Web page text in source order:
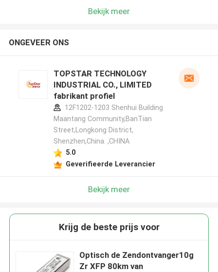
Bekijk meer
ONGEVEER ONS
TOPSTAR TECHNOLOGY
INDUSTRIAL CO., LIMITED
fabrikant profiel
12F1202-1203 Shenhui Building
Maantang Community,BanTian
Street,Longkong District,
Shenzhen,China. ,CHINA
5.0
Geverifieerde Leverancier
Bekijk meer
Krijg de beste prijs voor
Optisch de Zendontvanger10g
Zr XFP 80km van